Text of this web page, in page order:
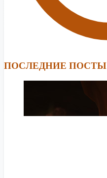
ПОСЛЕДНИЕ ПОСТЫ